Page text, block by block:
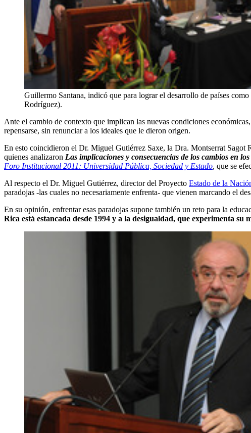
Guillermo Santana, indicó que para lograr el desarrollo de países
Rodríguez).
Ante el cambio de contexto que implican las nuevas condiciones
repensarse, sin renunciar a los ideales que le dieron origen.
En esto coincidieron el Dr. Miguel Gutiérrez Saxe, la Dra. Montserrat
quienes analizaron Las implicaciones y consecuencias de los cambios en
Foro Institucional 2011: Universidad Pública, Sociedad y Estado, que se
Al respecto el Dr. Miguel Gutiérrez, director del Proyecto Estado de la
paradojas -las cuales no necesariamente enfrenta- que vienen marcando el
En su opinión, enfrentar esas paradojas supone también un reto para la
Rica está estancada desde 1994 y a la desigualdad, que experimenta su